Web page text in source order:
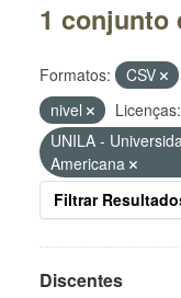
1 conjunto
Formatos: CSV
nivel
Licenças:
UNILA -
Americana
Filtrar
Discentes